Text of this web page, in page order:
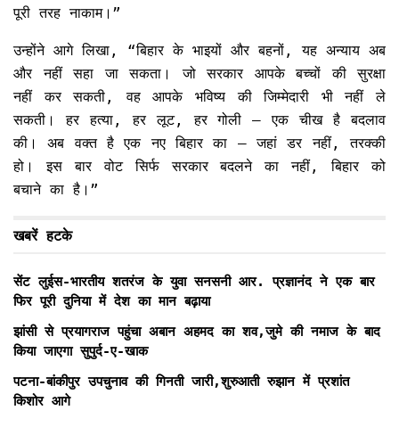
पूरी तरह नाकाम।”
उन्होंने आगे लिखा, “बिहार के भाइयों और बहनों, यह अन्याय अब
और नहीं सहा जा सकता। जो सरकार आपके बच्चों की सुरक्षा
नहीं कर सकती, वह आपके भविष्य की जिम्मेदारी भी नहीं ले
सकती। हर हत्या, हर लूट, हर गोली – एक चीख है बदलाव
की। अब वक्त है एक नए बिहार का – जहां डर नहीं, तरक्की
हो। इस बार वोट सिर्फ सरकार बदलने का नहीं, बिहार को
बचाने का है।”
खबरें हटके
सेंट लुईस-भारतीय शतरंज के युवा सनसनी आर. प्रज्ञानंद ने एक बार
फिर पूरी दुनिया में देश का मान बढ़ाया
झांसी से प्रयागराज पहुंचा अबान अहमद का शव,जुमे की नमाज के बाद
किया जाएगा सुपुर्द-ए-खाक
पटना-बांकीपुर उपचुनाव की गिनती जारी,शुरुआती रुझान में प्रशांत
किशोर आगे